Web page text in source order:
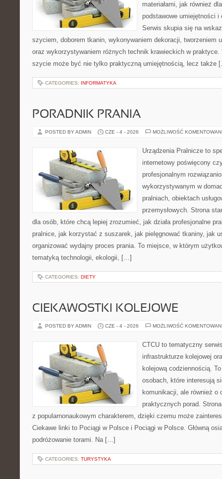
materiałami, jak również
podstawowe umiejętności
Serwis skupia się na
szyciem, doborem tkanin, wykonywaniem dekoracji, tworzeniem
oraz wykorzystywaniem różnych technik krawieckich w
szycie może być nie tylko praktyczną umiejętnością, lecz także
CATEGORIES: INFORMATYKA
PORADNIK PRANIA
POSTED BY ADMIN CZE - 4 - 2026 MOŻLIWOŚĆ
Urządzenia Pralnicze to
internetowy poświęcony
profesjonalnym
wykorzystywanym w
pralniach, obiektach
przemysłowych. Strona
dla osób, które chcą lepiej zrozumieć, jak działa profesjonalne
pralnice, jak korzystać z suszarek, jak pielęgnować tkaniny, jak
organizować wydajny proces prania. To miejsce, w którym
tematyką technologii, ekologii, […]
CATEGORIES: DIETY
CIEKAWOSTKI KOLEJOWE
POSTED BY ADMIN CZE - 4 - 2026 MOŻLIWOŚĆ
CTCU to tematyczny
infrastrukturze kolejowej
kolejową codziennością.
osobach, które interesują
komunikacji, ale również
praktycznych porad.
z popularnonaukowym charakterem, dzięki czemu może
Ciekawe linki to Pociągi w Polsce i Pociągi w Polsce. Główną
podróżowanie torami. Na […]
CATEGORIES: TURYSTYKA